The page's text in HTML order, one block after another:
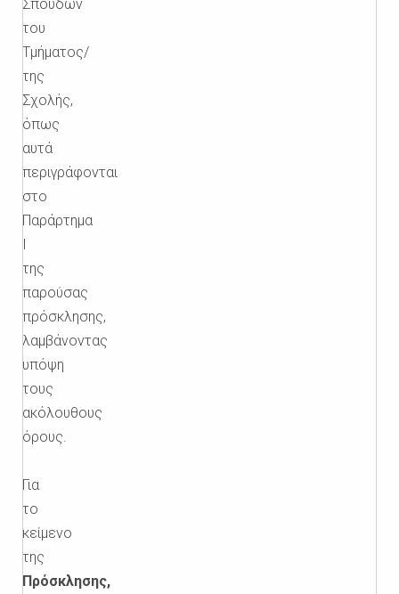
Σπουδών
του
Τμήματος/
της
Σχολής,
όπως
αυτά
περιγράφονται
στο
Παράρτημα
Ι
της
παρούσας
πρόσκλησης,
λαμβάνοντας
υπόψη
τους
ακόλουθους
όρους.
Για
το
κείμενο
της
Πρόσκλησης,